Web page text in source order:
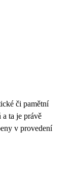
či pamětní
a ta je právě
v provedení